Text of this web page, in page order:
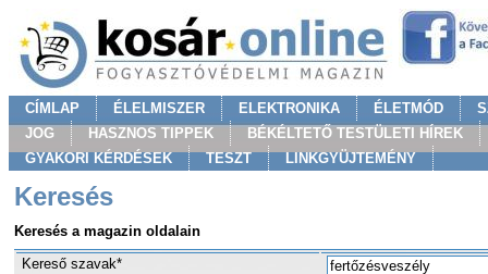
CÍMLAP ÉLELMISZER ELEKTRONIKA ÉLETMÓD
JOG
HASZNOS TIPPEK
BÉKÉLTETŐ TESTÜLETI HÍREK
GYAKORI KÉRDÉSEK
TESZT LINKGYÜJTEMÉNY
Keresés
Keresés a magazin oldalain
Kereső szavak*